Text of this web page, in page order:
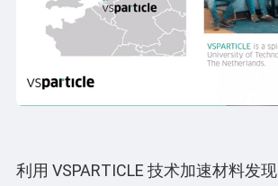
利用 VSPARTICLE 技术加速材料发现